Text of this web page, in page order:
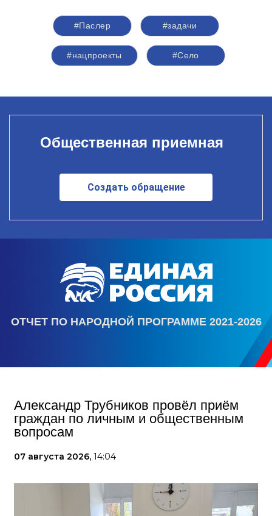
#Паслер #задачи
#нацпроекты #Село
Общественная приемная
Создать обращение
ОТЧЕТ ПО НАРОДНОЙ ПРОГРАММЕ 2021-2026
Александр Трубников провёл приём
граждан по личным и общественным
вопросам
07 августа 2026, 14:04